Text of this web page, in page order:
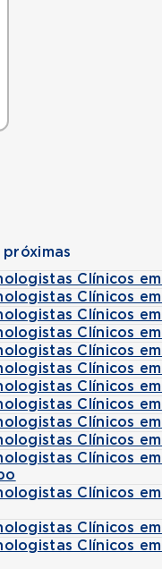
Clínicos
Clínicos
Clínicos
Clínicos
Clínicos
Clínicos
Clínicos
Clínicos
Clínicos
Clínicos
Clínicos
Clínicos
Clínicos
Clínicos